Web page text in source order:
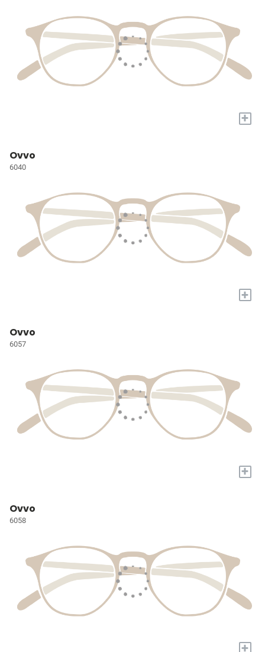
+
Ovvo
6040
+
Ovvo
6057
+
Ovvo
6058
+